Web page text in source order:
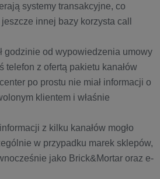
systemy transakcyjne, co
innej bazy korzysta call
godzinie od wypowiedzenia umowy
telefon z ofertą pakietu kanałów
po prostu nie miał informacji o
klientem i właśnie
z kilku kanałów mogło
w przypadku marek sklepów,
jako Brick&Mortar oraz e-